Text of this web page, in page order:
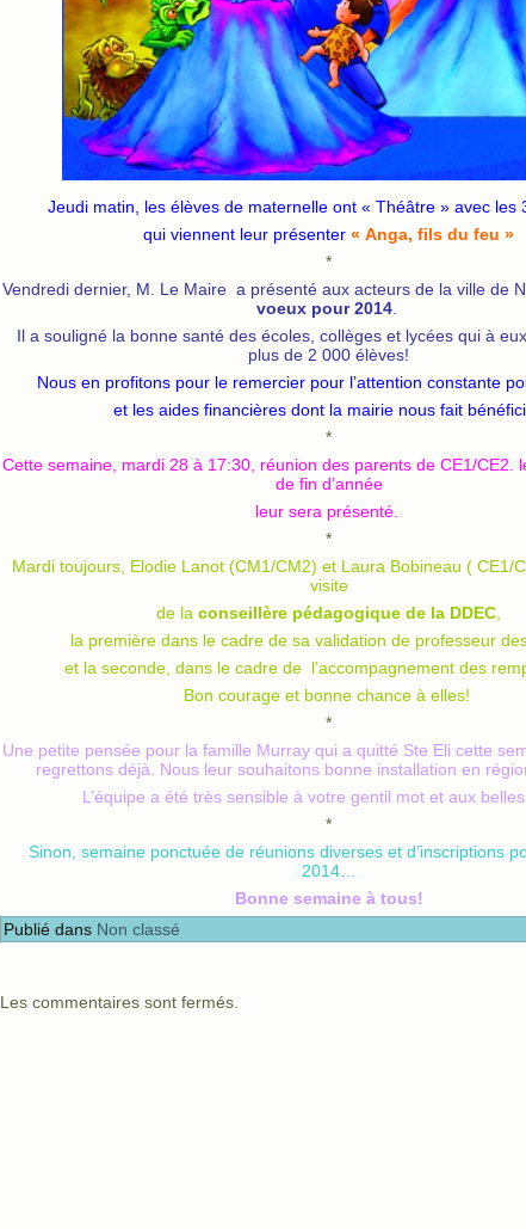
Jeudi matin, les élèves de maternelle ont « Théâtre » avec les
qui viennent leur présenter « Anga, fils du feu »
*
Vendredi dernier, M. Le Maire a présenté aux acteurs de la ville de
voeux pour 2014.
Il a souligné la bonne santé des écoles, collèges et lycées qui à
plus de 2 000 élèves!
Nous en profitons pour le remercier pour l’attention constante
et les aides financières dont la mairie nous fait
*
Cette semaine, mardi 28 à 17:30, réunion des parents de CE1/CE2.
de fin d’année
leur sera présenté.
*
Mardi toujours, Elodie Lanot (CM1/CM2) et Laura Bobineau ( CE1/
visite
de la conseillère pédagogique de la DDEC,
la première dans le cadre de sa validation de professeur
et la seconde, dans le cadre de l’accompagnement des
Bon courage et bonne chance à elles!
*
Une petite pensée pour la famille Murray qui a quitté Ste Eli cette
regrettons déjà. Nous leur souhaitons bonne installation en
L’équipe a été très sensible à votre gentil mot et aux
*
Sinon, semaine ponctuée de réunions diverses et d’inscriptions
2014…
Bonne semaine à tous!
Publié dans Non classé
Les commentaires sont fermés.